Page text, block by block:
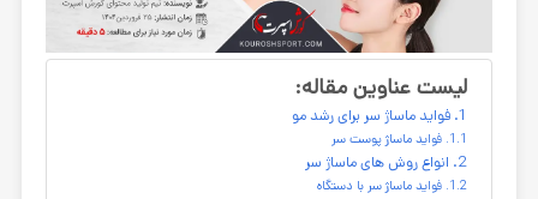
لیست عناوین مقاله:
فواید ماساژ سر برای رشد مو
فواید ماساژ پوست سر
انواع روش های ماساژ سر
فواید ماساژ سر با دستگاه